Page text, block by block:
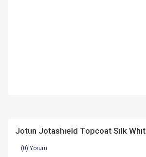
Jotun Jotashıeld Topcoat Sılk
(0) Yorum